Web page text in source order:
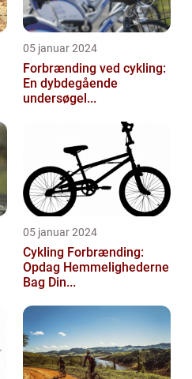
05 januar 2024
Forbrænding ved cykling:
En dybdegående
undersøgel...
05 januar 2024
Cykling Forbrænding:
Opdag Hemmelighederne
Bag Din...